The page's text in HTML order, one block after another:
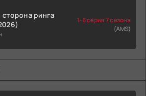
сторона ринга
1-6 серия 7 сезона
(AMS)